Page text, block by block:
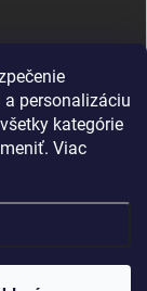
personalizáciu
kategórie
Viac